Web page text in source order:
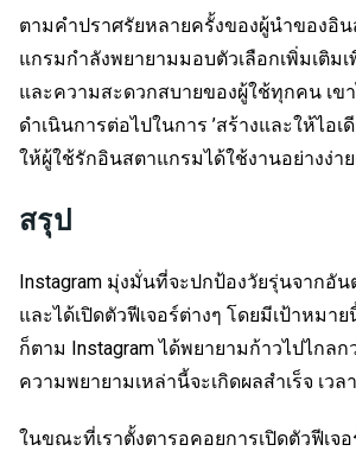
ตามคำปราศรัยหลายครั้งของผู้นำของอิ
แกรมกำลังพยายามมอบตัวเลือกเพิ่มเติม
และความสะดวกสบายของผู้ใช้ทุกคน เข
ดำเนินการต่อไปในการ ’สร้างและให้ไอเ
ให้ผู้ใช้รักอินสตาแกรมได้ใช้งานอย่างง่า
สรุป
Instagram มุ่งมั่นที่จะปกป้องวัยรุ่นจากอั
และได้เปิดตัวฟีเจอร์ต่างๆ โดยมีเป้าหมาย
ก็ตาม Instagram ได้พยายามก้าวไปไกล
ความพยายามเหล่านี้จะเกิดผลสำเร็จ เว
ในขณะที่เราตั้งตารอคอยการเปิดตัวฟีเจ